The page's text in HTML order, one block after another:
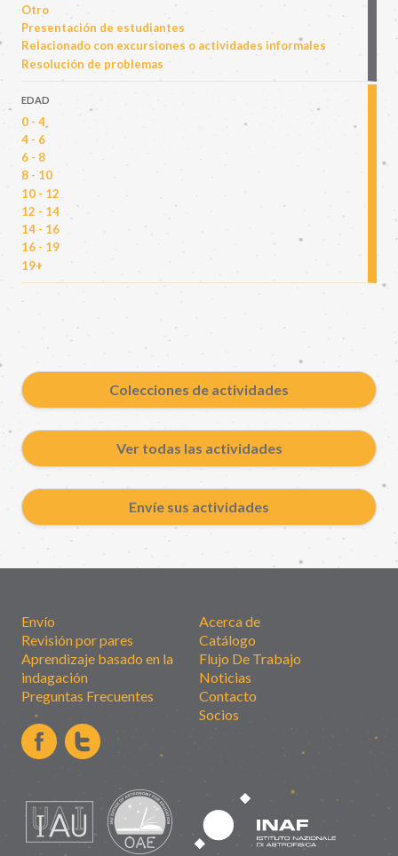
Otro
Presentación de estudiantes
Relacionado con excursiones o actividades informales
Resolución de problemas
EDAD
0 - 4
4 - 6
6 - 8
8 - 10
10 - 12
12 - 14
14 - 16
16 - 19
19+
Colecciones de actividades
Ver todas las actividades
Envíe sus actividades
Envío
Revisión por pares
Aprendizaje basado en la
indagación
Preguntas Frecuentes
Acerca de
Catálogo
Flujo De Trabajo
Noticias
Contacto
Socios